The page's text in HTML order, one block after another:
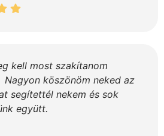
kell most szakítanom
Nagyon köszönöm neked az
segítettél nekem és sok
együtt.